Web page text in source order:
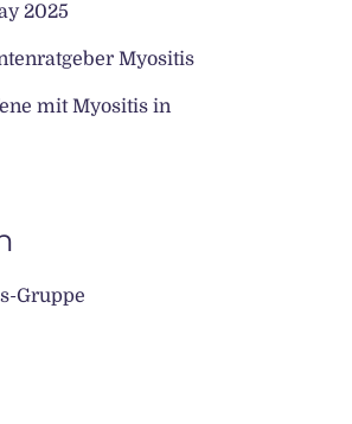
2025
Myositis
mit Myositis in
Gruppe